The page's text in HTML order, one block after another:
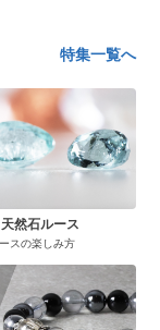
特集一覧へ
然石ルース
スの楽しみ方